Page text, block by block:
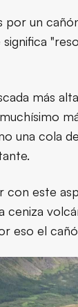
allí
por un
significa
más
una cola
con este
eso el